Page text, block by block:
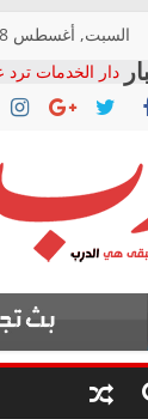
السبت, أغسطس 8, 2026
دار الخدمات ترد
بعد مؤتمره
معاناة أصحاب
فرحات سليمان
أين؟
حزب التحالف
في الصحة”
ودعم المرضى
الوزاري لمدينة
إنشاء المبنى
المجلس القومي
متابعة قضية
قرينة البراءة